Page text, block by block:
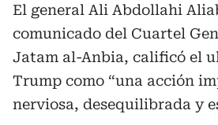
El general Ali Abdollahi
comunicado del Cuartel
Jatam al-Anbia, calificó el
Trump como “una acción
nerviosa, desequilibrada y